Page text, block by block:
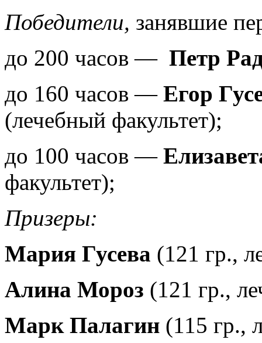
Победители, занявшие
до 200 часов — Петр
до 160 часов — Егор
(лечебный факультет);
до 100 часов —
факультет);
Призеры:
Мария Гусева (121 гр.,
Алина Мороз (121 гр.,
Марк Палагин (115 гр.,